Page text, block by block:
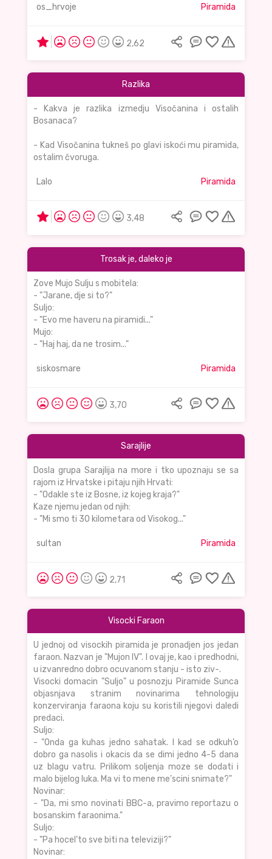
os_hrvoje Piramida
2,62
Razlika
- Kakva je razlika izmedju Visočanina i ostalih
Bosanaca?
- Kad Visočanina tukneš po glavi iskoći mu piramida,
ostalim čvoruga.
Lalo Piramida
3,48
Trosak je, daleko je
Zove Mujo Sulju s mobitela:
- "Jarane, dje si to?"
Suljo:
- "Evo me haveru na piramidi..."
Mujo:
- "Haj haj, da ne trosim..."
siskosmare Piramida
3,70
Sarajlije
Dosla grupa Sarajlija na more i tko upoznaju se sa
rajom iz Hrvatske i pitaju njih Hrvati:
- "Odakle ste iz Bosne, iz kojeg kraja?"
Kaze njemu jedan od njih:
- "Mi smo ti 30 kilometara od Visokog..."
sultan Piramida
2,71
Visocki Faraon
U jednoj od visockih piramida je pronadjen jos jedan
faraon. Nazvan je "Mujon IV". I ovaj je, kao i predhodni,
u izvanredno dobro ocuvanom stanju - isto ziv-.
Visocki domacin "Suljo" u posnozju Piramide Sunca
objasnjava stranim novinarima tehnologiju
konzerviranja faraona koju su koristili njegovi daledi
predaci.
Suljo:
- "Onda ga kuhas jedno sahatak. I kad se odkuh’o
dobro ga nasolis i okacis da se dimi jedno 4-5 dana
uz blagu vatru. Prilikom soljenja moze se dodati i
malo bijelog luka. Ma vi to mene me’scini snimate?"
Novinar:
- "Da, mi smo novinati BBC-a, pravimo reportazu o
bosanskim faraonima."
Suljo:
- "Pa hocel’to sve biti na televiziji?"
Novinar: